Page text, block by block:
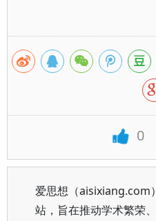
0
爱思想（aisixiang.com
站，旨在推动学术繁荣